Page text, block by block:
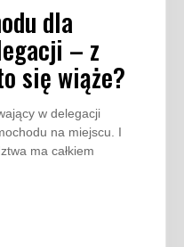
dla
– z
się wiąże?
w delegacji
na miejscu. I
ma całkiem